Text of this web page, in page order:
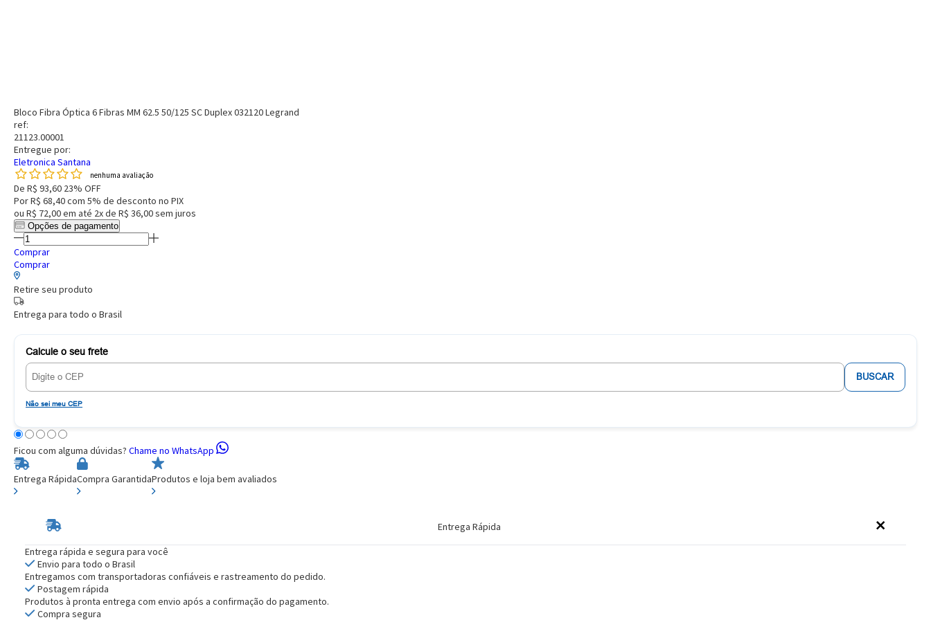
Bloco Fibra Óptica 6 Fibras MM 62.5 50/125 SC Duplex 032120 Legrand
ref:
21123.00001
Entregue por:
Eletronica Santana
nenhuma avaliação
De R$ 93,60 23% OFF
PorR$ 68,40com 5% de desconto no PIX
ou R$ 72,00em até 2x de R$ 36,00sem juros
Opções de pagamento
Comprar
Comprar
Retire seu produto
Entrega para todo o Brasil
Calcule o seu frete
BUSCAR
Não sei meu CEP
Ficou com alguma dúvidas? Chame no WhatsApp
Entrega RápidaCompra GarantidaProdutos e loja bem avaliados
Entrega Rápida
Entrega rápida e segura para você
Envio para todo o Brasil
Entregamos com transportadoras confiáveis e rastreamento do pedido.
Postagem rápida
Produtos à pronta entrega com envio após a confirmação do pagamento.
Compra segura